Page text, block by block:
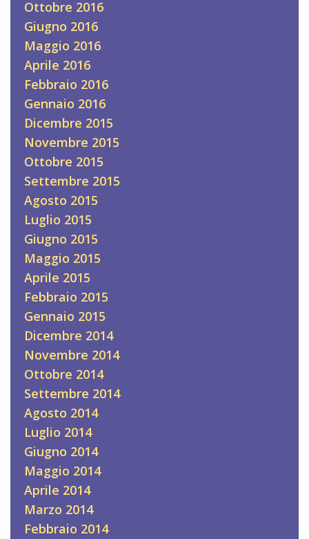
Ottobre 2016
Giugno 2016
Maggio 2016
Aprile 2016
Febbraio 2016
Gennaio 2016
Dicembre 2015
Novembre 2015
Ottobre 2015
Settembre 2015
Agosto 2015
Luglio 2015
Giugno 2015
Maggio 2015
Aprile 2015
Febbraio 2015
Gennaio 2015
Dicembre 2014
Novembre 2014
Ottobre 2014
Settembre 2014
Agosto 2014
Luglio 2014
Giugno 2014
Maggio 2014
Aprile 2014
Marzo 2014
Febbraio 2014